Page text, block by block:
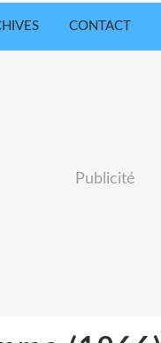
CONTACT
Publicité